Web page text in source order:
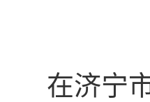
在济宁